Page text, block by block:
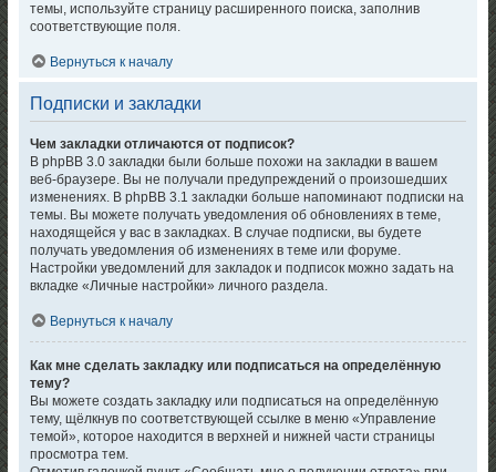
темы, используйте страницу расширенного поиска, заполнив
соответствующие поля.
Вернуться к началу
Подписки и закладки
Чем закладки отличаются от подписок?
В phpBB 3.0 закладки были больше похожи на закладки в вашем
веб-браузере. Вы не получали предупреждений о произошедших
изменениях. В phpBB 3.1 закладки больше напоминают подписки на
темы. Вы можете получать уведомления об обновлениях в теме,
находящейся у вас в закладках. В случае подписки, вы будете
получать уведомления об изменениях в теме или форуме.
Настройки уведомлений для закладок и подписок можно задать на
вкладке «Личные настройки» личного раздела.
Вернуться к началу
Как мне сделать закладку или подписаться на определённую
тему?
Вы можете создать закладку или подписаться на определённую
тему, щёлкнув по соответствующей ссылке в меню «Управление
темой», которое находится в верхней и нижней части страницы
просмотра тем.